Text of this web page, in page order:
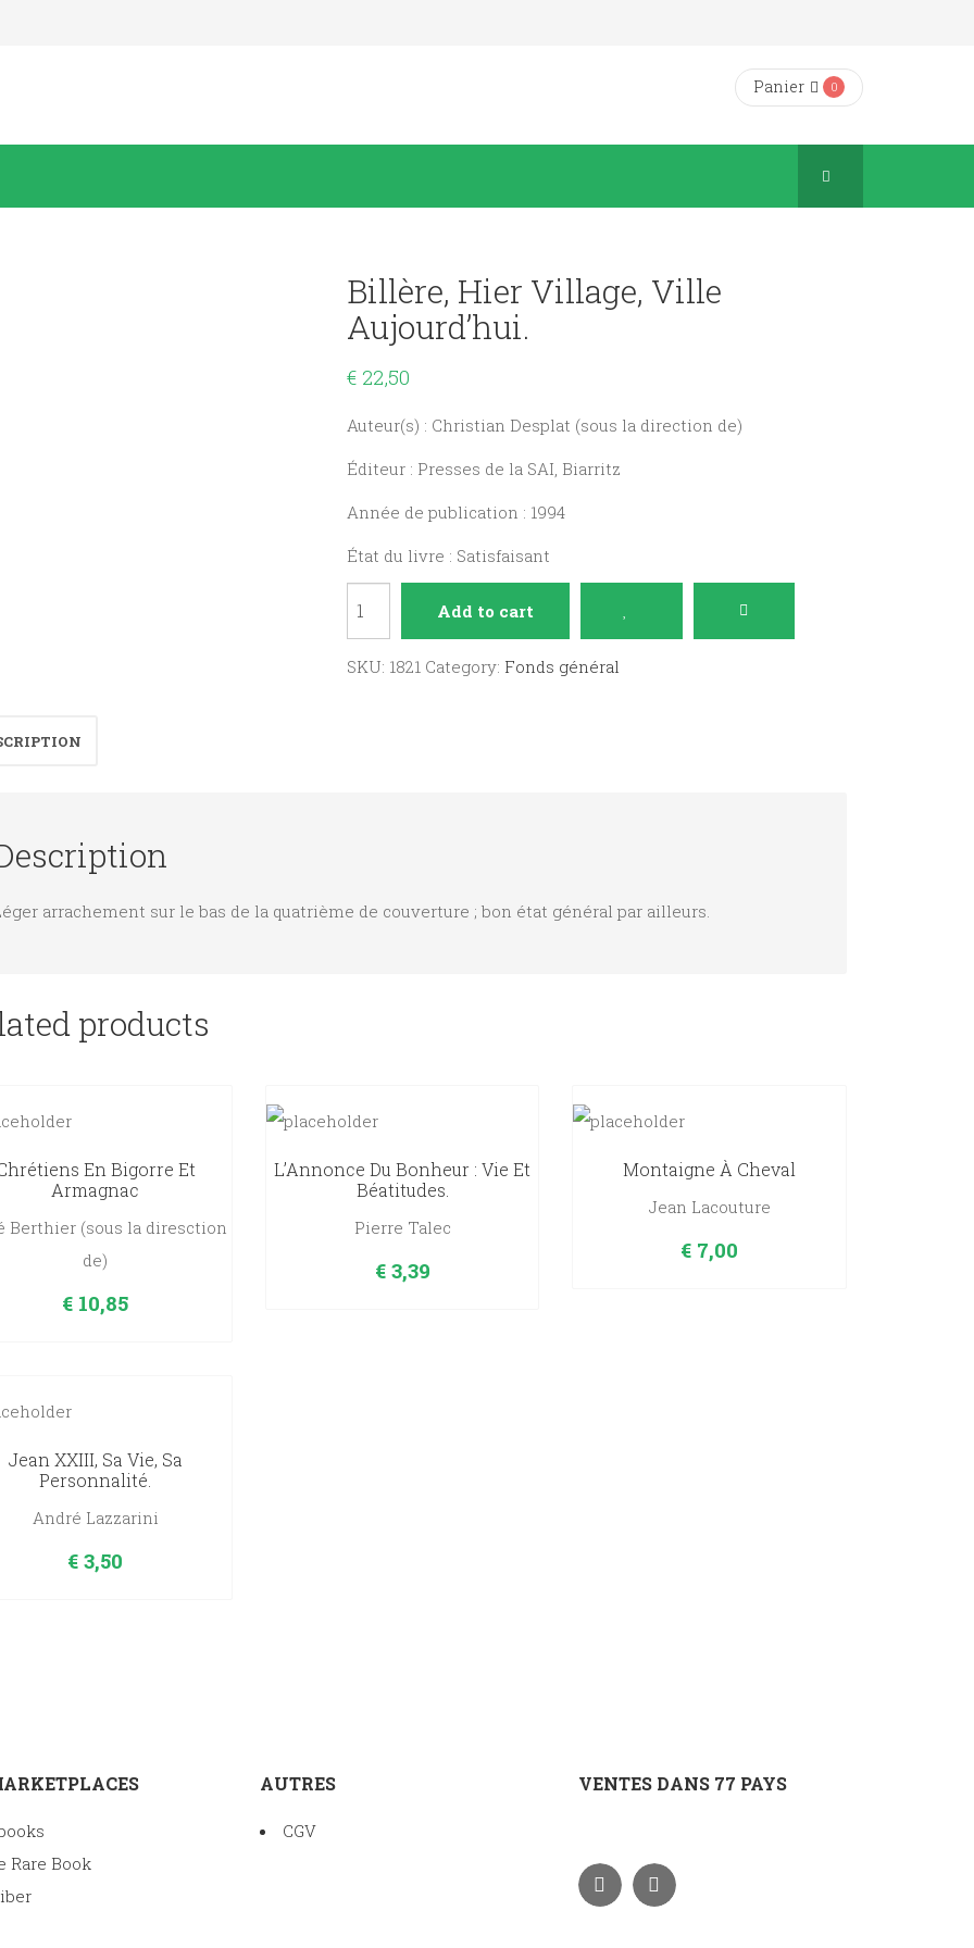
Panier 0
Billère, Hier Village, Ville
Aujourd’hui.
€ 22,50
Auteur(s) : Christian Desplat (sous la direction de)
Éditeur : Presses de la SAI, Biarritz
Année de publication : 1994
État du livre : Satisfaisant
village,
Add to cart
SKU: 1821 Category: Fonds général
arrachement sur le bas de la quatrième de couverture ; bon état général par ailleurs.
products
En Bigorre Et
Armagnac
Berthier (sous la diresction
de)
€ 10,85
L’Annonce Du Bonheur : Vie Et
Béatitudes.
Pierre Talec
€3,39
Montaigne À Cheval
Jean Lacouture
€ 7,00
Jean XXIII, Sa Vie, Sa
Personnalité.
André Lazzarini
€ 3,50
Rare Book
AUTRES
CGV
VENTES DANS 77 PAYS